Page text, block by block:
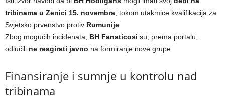
tribinama u Zenici 15. novembra , tokom utakmice kvalifikacija za
Svjetsko prvenstvo protiv Rumunije
Zbog mogućih incidenata, BH Fanaticosi su, prema portalu,
odlučili ne reagirati javno na formiranje nove grupe.
Finansiranje i sumnje u kontrolu nad
tribinama